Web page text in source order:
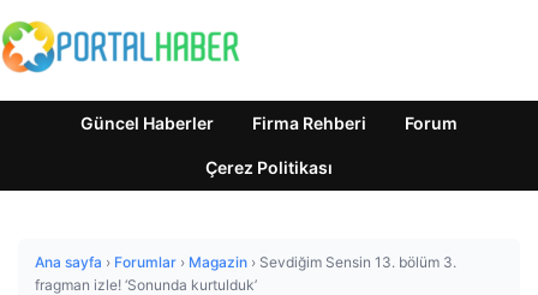
Güncel Haberler Firma Rehberi Forum
Çerez Politikası
Ana sayfa › Forumlar › Magazin › Sevdiğim Sensin 13. bölüm 3.
fragman izle! ‘Sonunda kurtulduk’